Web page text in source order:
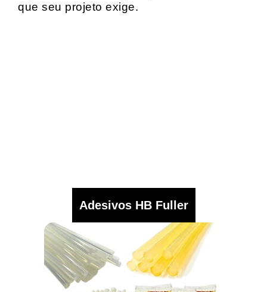
que seu projeto exige.
Adesivos HB Fuller